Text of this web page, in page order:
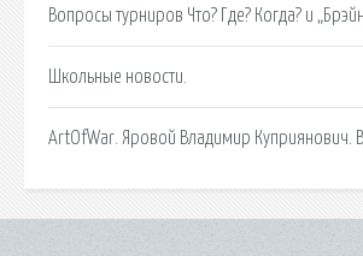
Вопросы турниров Что? Где? Когда? и
Школьные новости.
ArtOfWar. Яровой Владимир Куприянович.